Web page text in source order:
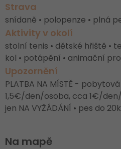
Strava
snídaně • polopenze • plná
Aktivity v okolí
stolní tenis • dětské hřiště •
kol • potápění • animační
Upozornění
PLATBA NA MÍSTĚ -
1,5€/den/osoba, cca 1€/
jen NA VYŽÁDÁNÍ • pes do
Na mapě